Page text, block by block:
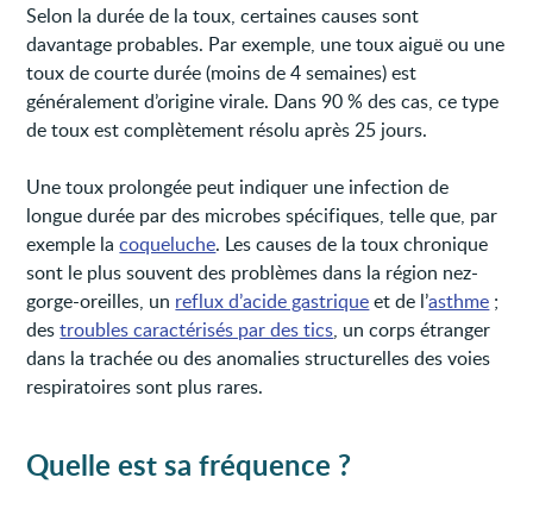
Selon la durée de la toux, certaines causes sont
davantage probables. Par exemple, une toux aiguë ou une
toux de courte durée (moins de 4 semaines) est
généralement d’origine virale. Dans 90 % des cas, ce type
de toux est complètement résolu après 25 jours.
Une toux prolongée peut indiquer une infection de
longue durée par des microbes spécifiques, telle que, par
exemple lacoqueluche. Les causes de la toux chronique
sont le plus souvent des problèmes dans la région nez-
gorge-oreilles, un reflux d’acide gastriqueet de l’asthme ;
destroubles caractérisés par des tics, un corps étranger
dans la trachée ou des anomalies structurelles des voies
respiratoires sont plus rares.
Quelle est sa fréquence ?